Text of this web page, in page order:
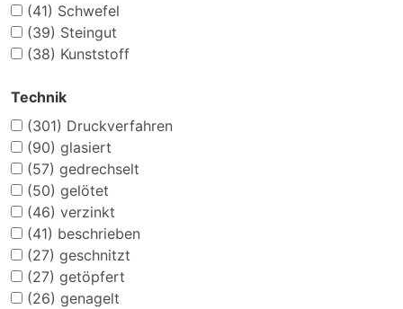
(41) Schwefel
(39) Steingut
(38) Kunststoff
Technik
(301) Druckverfahren
(90) glasiert
(57) gedrechselt
(50) gelötet
(46) verzinkt
(41) beschrieben
(27) geschnitzt
(27) getöpfert
(26) genagelt